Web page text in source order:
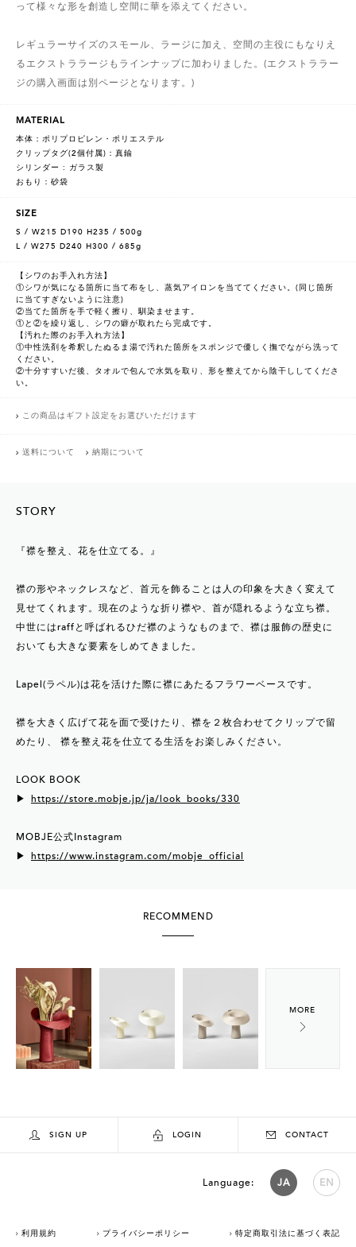
って様々な形を創造し空間に華を添えてください。
レギュラーサイズのスモール、ラージに加え、空間の主役にもなりえ
るエクストララージもラインナップに加わりました。(エクストララー
ジの購入画面は別ページとなります。)
MATERIAL
本体：ポリプロピレン・ポリエステル
クリップタグ(2個付属)：真鍮
シリンダー : ガラス製
おもり：砂袋
SIZE
S / W215 D190 H235 / 500g
L / W275 D240 H300 / 685g
【シワのお手入れ方法】
①シワが気になる箇所に当て布をし、蒸気アイロンを当ててください。(同じ箇所
に当てすぎないように注意)
②当てた箇所を手で軽く擦り、馴染ませます。
①と②を繰り返し、シワの癖が取れたら完成です。
【汚れた際のお手入れ方法】
①中性洗剤を希釈したぬるま湯で汚れた箇所をスポンジで優しく撫でながら洗って
ください。
②十分すすいだ後、タオルで包んで水気を取り、形を整えてから陰干ししてくださ
い。
この商品はギフト設定をお選びいただけます
送料について 納期について
STORY
『襟を整え、花を仕立てる。』
襟の形やネックレスなど、首元を飾ることは人の印象を大きく変えて
見せてくれます。現在のような折り襟や、首が隠れるような立ち襟。
中世にはraffと呼ばれるひだ襟のようなものまで、襟は服飾の歴史に
おいても大きな要素をしめてきました。
Lapel(ラペル)は花を活けた際に襟にあたるフラワーベースです。
襟を大きく広げて花を面で受けたり、襟を２枚合わせてクリップで留
めたり、 襟を整え花を仕立てる生活をお楽しみください。
LOOK BOOK
▶︎
https://store.mobje.jp/ja/look_books/330
MOBJE公式Instagram
▶︎
https://www.instagram.com/mobje_official
RECOMMEND
SIGN UP LOGIN CONTACT
Language: JA EN
利用規約 プライバシーポリシー 特定商取引法に基づく表記